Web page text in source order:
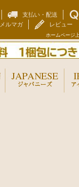
支払い・配送
メルマガ
レビュー
ホームページ